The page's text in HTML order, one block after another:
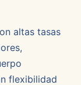
altas tasas
flexibilidad